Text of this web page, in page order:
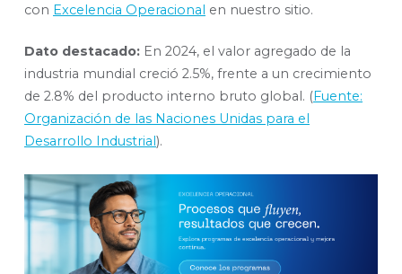
con Excelencia Operacional en nuestro sitio.
Dato destacado: En 2024, el valor agregado de la
industria mundial creció 2.5%, frente a un crecimiento
de 2.8% del producto interno bruto global. (Fuente:
Organización de las Naciones Unidas para el
Desarrollo Industrial).